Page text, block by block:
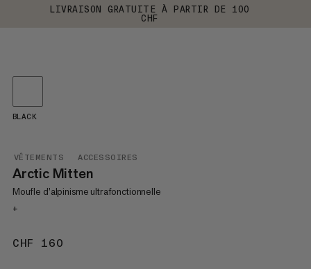
LIVRAISON GRATUITE À PARTIR DE 100
CHF
VÊTEMENTS ACCESSOIRES
Arctic Mitten
Moufle d’alpinisme ultrafonctionnelle
+
CHF 160
BLACK